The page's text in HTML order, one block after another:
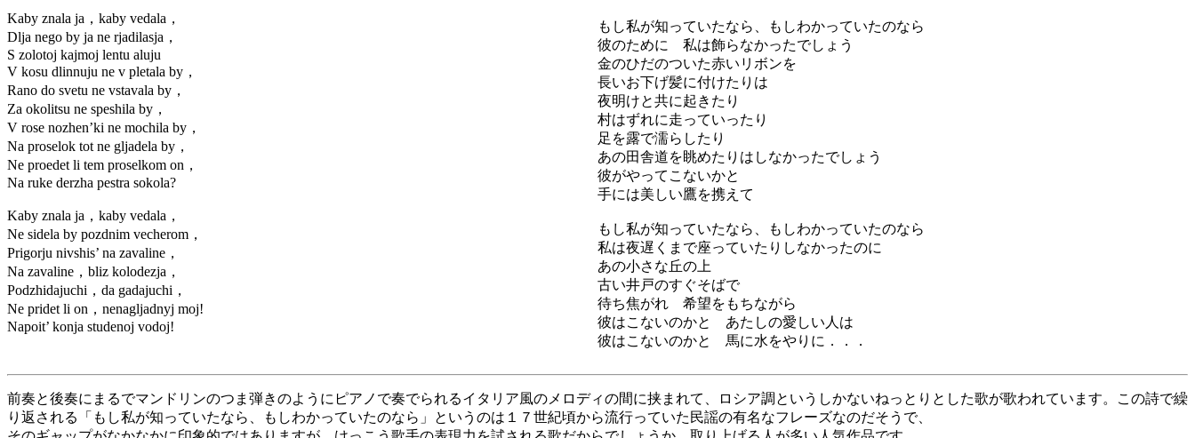
Kaby znala ja，kaby vedala，
Dlja nego by ja ne rjadilasja，
S zolotoj kajmoj lentu aluju
V kosu dlinnuju ne v pletala by，
Rano do svetu ne vstavala by，
Za okolitsu ne speshila by，
V rose nozhen’ki ne mochila by，
Na proselok tot ne gljadela by，
Ne proedet li tem proselkom on，
Na ruke derzha pestra sokola?
Kaby znala ja，kaby vedala，
Ne sidela by pozdnim vecherom，
Prigorju nivshis’ na zavaline，
Na zavaline，bliz kolodezja，
Podzhidajuchi，da gadajuchi，
Ne pridet li on，nenagljadnyj moj!
Napoit’ konja studenoj vodoj!
もし私が知っていたなら、もしわかっていたのなら
彼のために 私は飾らなかったでしょう
金のひだのついた赤いリボンを
長いお下げ髪に付けたりは
夜明けと共に起きたり
村はずれに走っていったり
足を露で濡らしたり
あの田舎道を眺めたりはしなかったでしょう
彼がやってこないかと
手には美しい鷹を携えて
もし私が知っていたなら、もしわかっていたのなら
私は夜遅くまで座っていたりしなかったのに
あの小さな丘の上
古い井戸のすぐそばで
待ち焦がれ 希望をもちながら
彼はこないのかと あたしの愛しい人は
彼はこないのかと 馬に水をやりに．．．
前奏と後奏にまるでマンドリンのつま弾きのようにピアノで奏でられるイタリア風のメロディの間に挟まれて、ロシア調というしかないねっとりとした歌が歌われています。この詩で繰
り返される「もし私が知っていたなら、もしわかっていたのなら」というのは１７世紀頃から流行っていた民謡の有名なフレーズなのだそうで、